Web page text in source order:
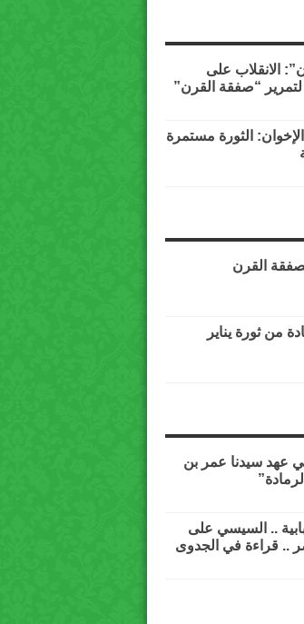
الانقلاب على
“صفقة القرن”
الثورة مستمرة
القرن
عهد سيدنا عمر بن
.. السيسي على
.. قراءة في الجدوى